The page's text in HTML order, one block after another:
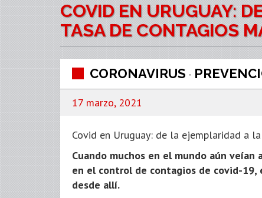
COVID EN URUGUAY:
TASA DE CONTAGIOS
CORONAVIRUS -
17 marzo, 2021
Covid en Uruguay: de la ejemplaridad a
Cuando muchos en el mundo aún
en el control de contagios de covid-
desde allí.